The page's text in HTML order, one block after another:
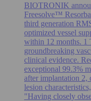
BIOTRONIK
Freesolve™
third generation
optimized vessel
within 12 months. 1
groundbreaking
clinical evidence.
exceptional 99.3%
after implantation 2,
lesion
"Having closely